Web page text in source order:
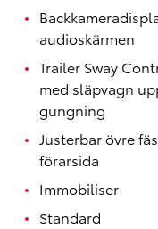
audioskärmen
Trailer Sway
med släpvagn
gungning
Justerbar övre
förarsida
Immobiliser
Standard